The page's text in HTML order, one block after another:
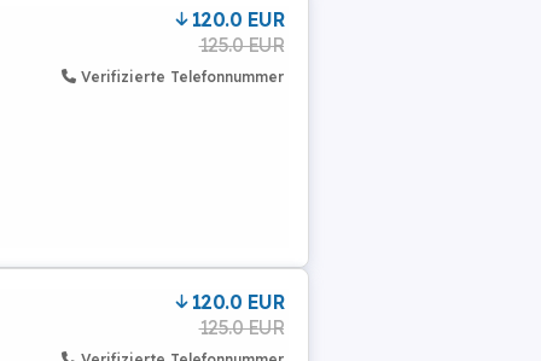
120.0 EUR
125.0 EUR
Verifizierte Telefonnummer
120.0 EUR
125.0 EUR